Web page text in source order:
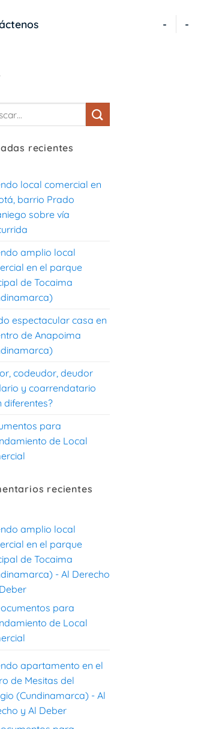
- -
recientes
local comercial en
barrio Prado
sobre vía
amplio local
en el parque
de Tocaima
espectacular casa en
de Anapoima
codeudor, deudor
y coarrendatario
diferentes?
para
de Local
recientes
amplio local
en el parque
de Tocaima
- Al Derecho
para
de Local
apartamento en el
de Mesitas del
(Cundinamarca) - Al
y Al Deber